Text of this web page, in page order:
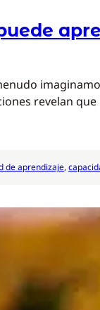
revelan
de aprendizaje,